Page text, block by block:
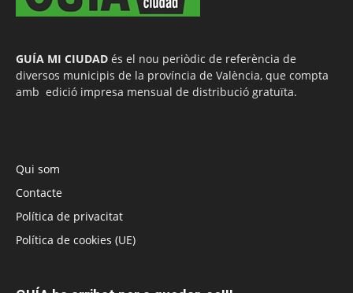
GUÍA MI CIUDAD és el nou periòdic de referència de
diversos municipis de la província de València, que compta
amb edició impresa mensual de distribució gratuïta.
Qui som
Contacte
Política de privacitat
Política de cookies (UE)